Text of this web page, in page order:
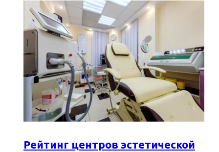
Рейтинг центров эстетической